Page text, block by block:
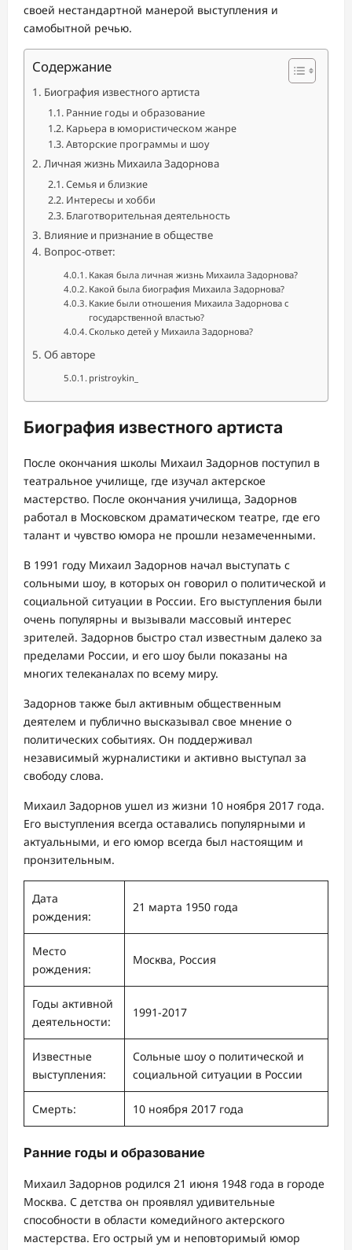
своей нестандартной манерой выступления и
самобытной речью.
Содержание
Биография известного артиста
Ранние годы и образование
Карьера в юмористическом жанре
Авторские программы и шоу
Личная жизнь Михаила Задорнова
Семья и близкие
Интересы и хобби
Благотворительная деятельность
Влияние и признание в обществе
Вопрос-ответ:
Какая была личная жизнь Михаила Задорнова?
Какой была биография Михаила Задорнова?
Какие были отношения Михаила Задорнова с
государственной властью?
Сколько детей у Михаила Задорнова?
Об авторе
pristroykin_
Биография известного артиста
После окончания школы Михаил Задорнов поступил в
театральное училище, где изучал актерское
мастерство. После окончания училища, Задорнов
работал в Московском драматическом театре, где его
талант и чувство юмора не прошли незамеченными.
В 1991 году Михаил Задорнов начал выступать с
сольными шоу, в которых он говорил о политической и
социальной ситуации в России. Его выступления были
очень популярны и вызывали массовый интерес
зрителей. Задорнов быстро стал известным далеко за
пределами России, и его шоу были показаны на
многих телеканалах по всему миру.
Задорнов также был активным общественным
деятелем и публично высказывал свое мнение о
политических событиях. Он поддерживал
независимый журналистики и активно выступал за
свободу слова.
Михаил Задорнов ушел из жизни 10 ноября 2017 года.
Его выступления всегда оставались популярными и
актуальными, и его юмор всегда был настоящим и
пронзительным.
Дата
рождения:
21 марта 1950 года
Место
рождения:
Москва, Россия
Годы активной
деятельности:
1991-2017
Известные
выступления:
Сольные шоу о политической и
социальной ситуации в России
Смерть: 10 ноября 2017 года
Ранние годы и образование
Михаил Задорнов родился 21 июня 1948 года в городе
Москва. С детства он проявлял удивительные
способности в области комедийного актерского
мастерства. Его острый ум и неповторимый юмор